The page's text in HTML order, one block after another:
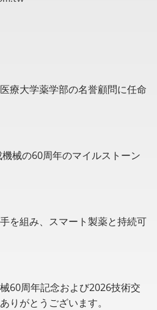
療大学薬学部の名誉顧問に任命
械の60周年のマイルストーン
を組み、スマート製薬と持続可
60周年記念および2026技術交
りがとうございます。